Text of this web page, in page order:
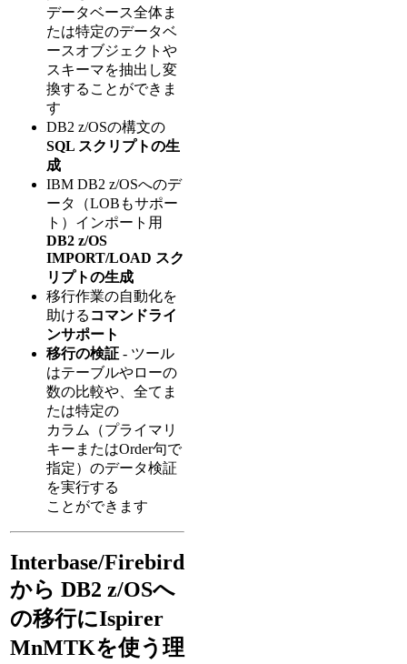
データベース全体ま
たは特定のデータベ
ースオブジェクトや
スキーマを抽出し変
換することができま
す
DB2 z/OSの構文の
SQL スクリプトの生
成
IBM DB2 z/OSへのデ
ータ（LOBもサポー
ト）インポート用
DB2 z/OS
IMPORT/LOAD スク
リプトの生成
移行作業の自動化を
助ける コマンドライ
ンサポート
移行の検証 - ツール
はテーブルやローの
数の比較や、全てま
たは特定の
カラム（プライマリ
キーまたはOrder句で
指定）のデータ検証
を実行する
ことができます
Interbase/Firebird
から DB2 z/OSへ
の移行にIspirer
MnMTKを使う理